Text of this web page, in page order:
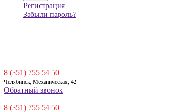
Регистрация
Забыли пароль?
8 (351) 755 54 50
Челябинск, Механическая, 42
Обратный звонок
8 (351) 755 54 50